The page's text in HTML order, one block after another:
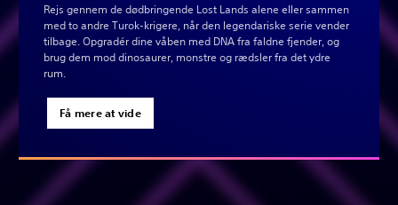
Rejs gennem de dødbringende Lost Lands alene eller sammen
med to andre Turok-krigere, når den legendariske serie vender
tilbage. Opgradér dine våben med DNA fra faldne fjender, og
brug dem mod dinosaurer, monstre og rædsler fra det ydre
rum.
Få mere at vide